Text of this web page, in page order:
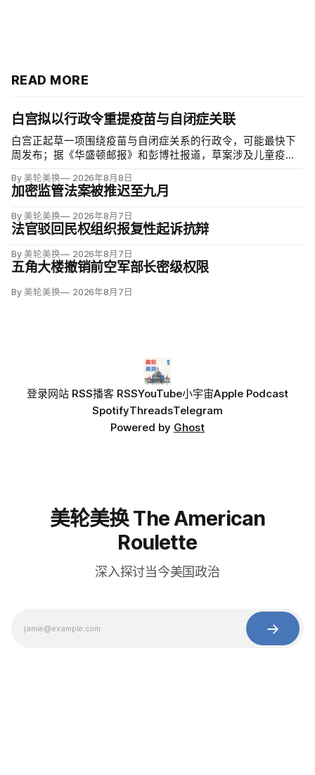
READ MORE
白宫拟以行政令重提疫苗与自闭症关联
白宫正起草一项围绕疫苗与自闭症关系的行政令，可能最快下
周发布；据《华盛顿邮报》和彭博社报道，草案涉及儿童疫苗
项覆盖全球数百万儿童的高质量研究均未发现儿童疫苗导致自
闭症，相关说法源自一项后来撤稿的欺诈性研究，作者也被吊
销执照。
By 美轮美换 2026年8月8日
加密监管法案被推迟至九月
By 美轮美换 2026年8月7日
法官驳回民权组织报复性起诉抗辩
By 美轮美换 2026年8月7日
五角大楼撤销前空军部长密级权限
By 美轮美换 2026年8月7日
登录网站 RSS播客 RSSYouTube小宇宙Apple Podcast
SpotifyThreadsTelegram
Powered by Ghost
美轮美换 The American
Roulette
深入探讨当今美国政治